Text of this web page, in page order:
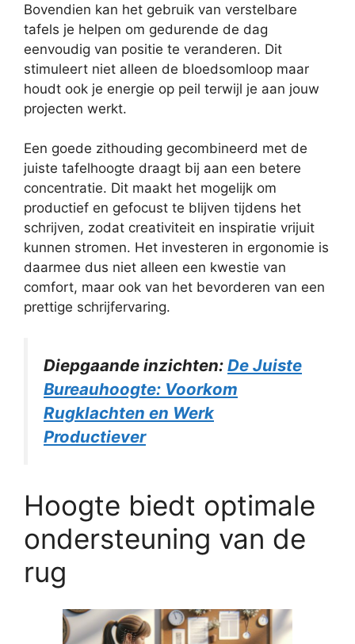
Bovendien kan het gebruik van verstelbare
tafels je helpen om gedurende de dag
eenvoudig van positie te veranderen. Dit
stimuleert niet alleen de bloedsomloop maar
houdt ook je energie op peil terwijl je aan jouw
projecten werkt.
Een goede zithouding gecombineerd met de
juiste tafelhoogte draagt bij aan een betere
concentratie. Dit maakt het mogelijk om
productief en gefocust te blijven tijdens het
schrijven, zodat creativiteit en inspiratie vrijuit
kunnen stromen. Het investeren in ergonomie is
daarmee dus niet alleen een kwestie van
comfort, maar ook van het bevorderen van een
prettige schrijfervaring.
Diepgaande inzichten: De Juiste
Bureauhoogte: Voorkom
Rugklachten en Werk
Productiever
Hoogte biedt optimale
ondersteuning van de
rug